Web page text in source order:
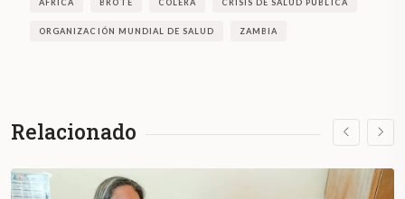
AFRICA BROTE CÓLERA CRISIS DE SALUD PÚBLICA
ORGANIZACIÓN MUNDIAL DE SALUD ZAMBIA
Relacionado